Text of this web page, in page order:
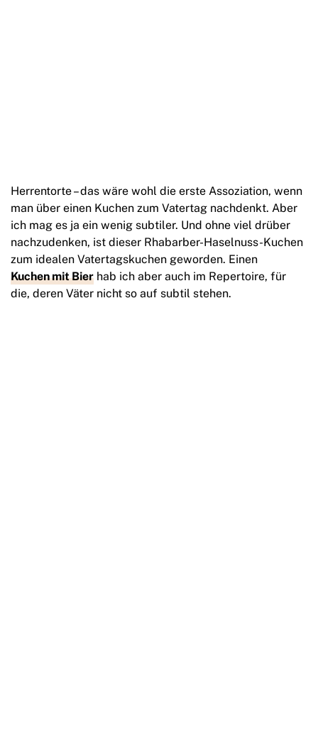
Herrentorte – das wäre wohl die erste Assoziation, wenn
man über einen Kuchen zum Vatertag nachdenkt. Aber
ich mag es ja ein wenig subtiler. Und ohne viel drüber
nachzudenken, ist dieser Rhabarber-Haselnuss-Kuchen
zum idealen Vatertagskuchen geworden. Einen
Kuchen mit Bier hab ich aber auch im Repertoire, für
die, deren Väter nicht so auf subtil stehen.